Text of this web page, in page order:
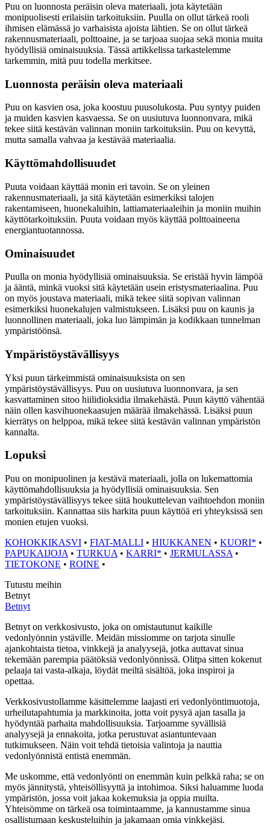
Puu on luonnosta peräisin oleva materiaali, jota käytetään
monipuolisesti erilaisiin tarkoituksiin. Puulla on ollut tärkeä rooli
ihmisen elämässä jo varhaisista ajoista lähtien. Se on ollut tärkeä
rakennusmateriaali, polttoaine, ja se tarjoaa suojaa sekä monia muita
hyödyllisiä ominaisuuksia. Tässä artikkelissa tarkastelemme
tarkemmin, mitä puu todella merkitsee.
Luonnosta peräisin oleva materiaali
Puu on kasvien osa, joka koostuu puusolukosta. Puu syntyy puiden
ja muiden kasvien kasvaessa. Se on uusiutuva luonnonvara, mikä
tekee siitä kestävän valinnan moniin tarkoituksiin. Puu on kevyttä,
mutta samalla vahvaa ja kestävää materiaalia.
Käyttömahdollisuudet
Puuta voidaan käyttää monin eri tavoin. Se on yleinen
rakennusmateriaali, ja sitä käytetään esimerkiksi talojen
rakentamiseen, huonekaluihin, lattiamateriaaleihin ja moniin muihin
käyttötarkoituksiin. Puuta voidaan myös käyttää polttoaineena
energiantuotannossa.
Ominaisuudet
Puulla on monia hyödyllisiä ominaisuuksia. Se eristää hyvin lämpöä
ja ääntä, minkä vuoksi sitä käytetään usein eristysmateriaalina. Puu
on myös joustava materiaali, mikä tekee siitä sopivan valinnan
esimerkiksi huonekalujen valmistukseen. Lisäksi puu on kaunis ja
luonnollinen materiaali, joka luo lämpimän ja kodikkaan tunnelman
ympäristöönsä.
Ympäristöystävällisyys
Yksi puun tärkeimmistä ominaisuuksista on sen
ympäristöystävällisyys. Puu on uusiutuva luonnonvara, ja sen
kasvattaminen sitoo hiilidioksidia ilmakehästä. Puun käyttö vähentää
näin ollen kasvihuonekaasujen määrää ilmakehässä. Lisäksi puun
kierrätys on helppoa, mikä tekee siitä kestävän valinnan ympäristön
kannalta.
Lopuksi
Puu on monipuolinen ja kestävä materiaali, jolla on lukemattomia
käyttömahdollisuuksia ja hyödyllisiä ominaisuuksia. Sen
ympäristöystävällisyys tekee siitä houkuttelevan vaihtoehdon moniin
tarkoituksiin. Kannattaa siis harkita puun käyttöä eri yhteyksissä sen
monien etujen vuoksi.
KOHOKKIKASVI • FIAT-MALLI • HIUKKANEN • KUORI* •
PAPUKAIJOJA • TURKUA • KARRI* • JERMULASSA •
TIETOKONE • ROINE •
Tutustu meihin
Betnyt
Betnyt
Betnyt on verkkosivusto, joka on omistautunut kaikille
vedonlyönnin ystäville. Meidän missiomme on tarjota sinulle
ajankohtaista tietoa, vinkkejä ja analyysejä, jotka auttavat sinua
tekemään parempia päätöksiä vedonlyönnissä. Olitpa sitten kokenut
pelaaja tai vasta-alkaja, löydät meiltä sisältöä, joka inspiroi ja
opettaa.
Verkkosivustollamme käsittelemme laajasti eri vedonlyöntimuotoja,
urheilutapahtumia ja markkinoita, jotta voit pysyä ajan tasalla ja
hyödyntää parhaita mahdollisuuksia. Tarjoamme syvällisiä
analyysejä ja ennakoita, jotka perustuvat asiantuntevaan
tutkimukseen. Näin voit tehdä tietoisia valintoja ja nauttia
vedonlyönnistä entistä enemmän.
Me uskomme, että vedonlyönti on enemmän kuin pelkkä raha; se on
myös jännitystä, yhteisöllisyyttä ja intohimoa. Siksi haluamme luoda
ympäristön, jossa voit jakaa kokemuksia ja oppia muilta.
Yhteisömme on tärkeä osa toimintaamme, ja kannustamme sinua
osallistumaan keskusteluihin ja jakamaan omia vinkkejäsi.